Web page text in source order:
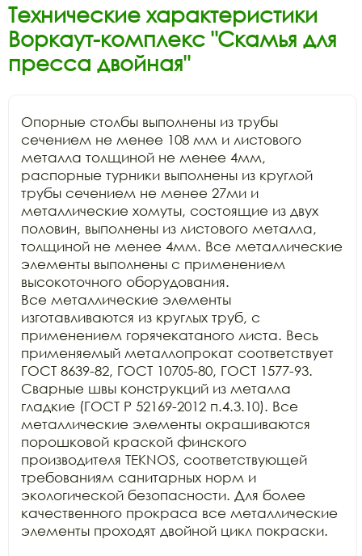
Технические характеристики
Воркаут-комплекс "Скамья для
пресса двойная"
Опорные столбы выполнены из трубы
сечением не менее 108 мм и листового
металла толщиной не менее 4мм,
распорные турники выполнены из круглой
трубы сечением не менее 27ми и
металлические хомуты, состоящие из двух
половин, выполнены из листового металла,
толщиной не менее 4мм. Все металлические
элементы выполнены с применением
высокоточного оборудования.
Все металлические элементы
изготавливаются из круглых труб, с
применением горячекатаного листа. Весь
применяемый металлопрокат соответствует
ГОСТ 8639-82, ГОСТ 10705-80, ГОСТ 1577-93.
Сварные швы конструкций из металла
гладкие (ГОСТ Р 52169-2012 п.4.3.10). Все
металлические элементы окрашиваются
порошковой краской финского
производителя TEKNOS, соответствующей
требованиям санитарных норм и
экологической безопасности. Для более
качественного прокраса все металлические
элементы проходят двойной цикл покраски.